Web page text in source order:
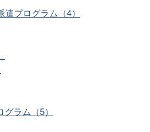
プログラム（4）
ラム（5）